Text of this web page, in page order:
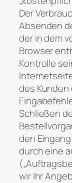
Der
Absenden
der in dem
Browser
Kontrolle
des
Schließen
den
durch eine
wir Ihr